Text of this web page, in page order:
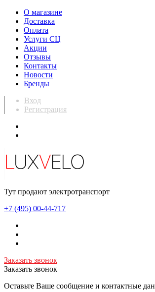
О магазине
Доставка
Оплата
Услуги СЦ
Акции
Отзывы
Контакты
Новости
Бренды
Вход
Регистрация
Тут продают электротранспорт
+7 (495) 00-44-717
Заказать звонок
Заказать звонок
Оставьте Ваше сообщение и контактные